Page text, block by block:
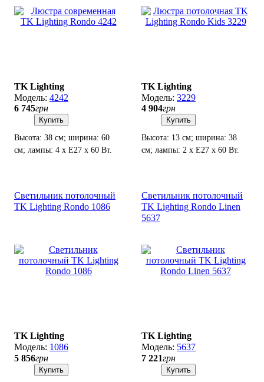
TK Lighting
4242
6 745грн
Купить
Высота: 38 см; ширина: 60
см; лампы: 4 х Е27 х 60 Вт.
TK Lighting
3229
4 904грн
Купить
Высота: 13 см; ширина: 38
см; лампы: 2 х Е27 х 60 Вт.
Светильник потолочный
TK Lighting Rondo 1086
TK Lighting
1086
5 856грн
Купить
Светильник потолочный
TK Lighting Rondo Linen
5637
TK Lighting
5637
7 221грн
Купить